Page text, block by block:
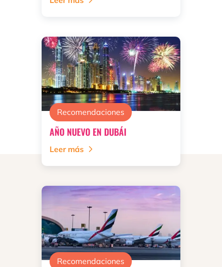
Recomendaciones
AÑO NUEVO EN DUBÁI
Leer más
Recomendaciones